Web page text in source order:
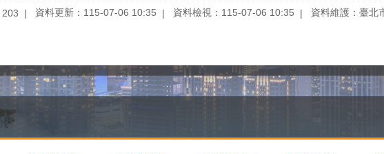
203 資料更新：115-07-06 10:35 資料檢視：115-07-06 10:35 資料維護：臺北